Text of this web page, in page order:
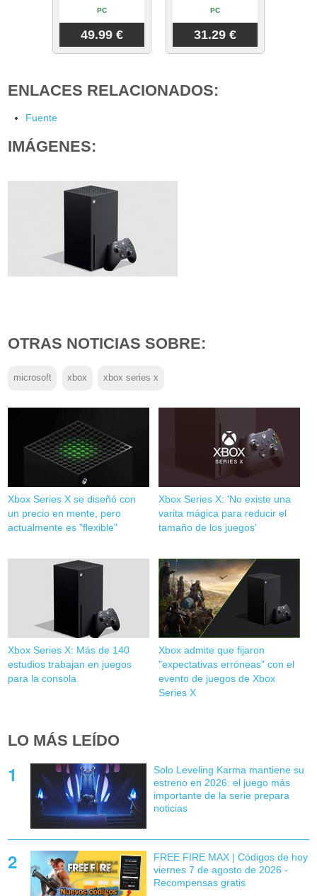
PC
49.99 €
PC
31.29 €
ENLACES RELACIONADOS:
Fuente
IMÁGENES:
OTRAS NOTICIAS SOBRE:
microsoft xbox xbox series x
Xbox Series X se diseñó con
un precio en mente, pero
actualmente es "flexible"
Xbox Series X: 'No existe una
varita mágica para reducir el
tamaño de los juegos'
Xbox Series X: Más de 140
estudios trabajan en juegos
para la consola
Xbox admite que fijaron
"expectativas erróneas" con el
evento de juegos de Xbox
Series X
LO MÁS LEÍDO
Solo Leveling Karma mantiene su
estreno en 2026: el juego más
importante de la serie prepara
noticias
FREE FIRE MAX | Códigos de hoy
viernes 7 de agosto de 2026 -
Recompensas gratis